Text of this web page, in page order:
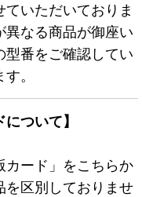
いただいておりま
異なる商品が御座い
型番をご確認してい
。
ついて】
カード」をこちらか
を区別しておりませ